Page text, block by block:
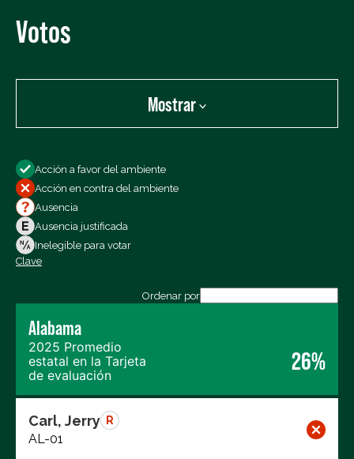
Votos
Mostrar
Todos los votos
Votos a favor
Votos en contra
Ausencias
Exportar los datos (CSV)
Acción a favor del ambiente
Acción en contra del ambiente
Ausencia
Ausencia justificada
Inelegible para votar
Clave
Ordenar por
Alabama
2025 Promedio
estatal en la Tarjeta
de evaluación
26%
Carl, Jerry R
AL-01